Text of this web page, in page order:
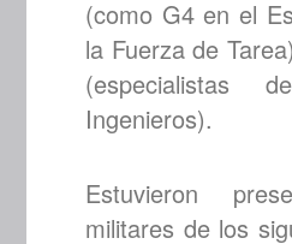
(como G4 en el
la Fuerza de
(especialistas
Ingenieros).
Estuvieron
militares de los